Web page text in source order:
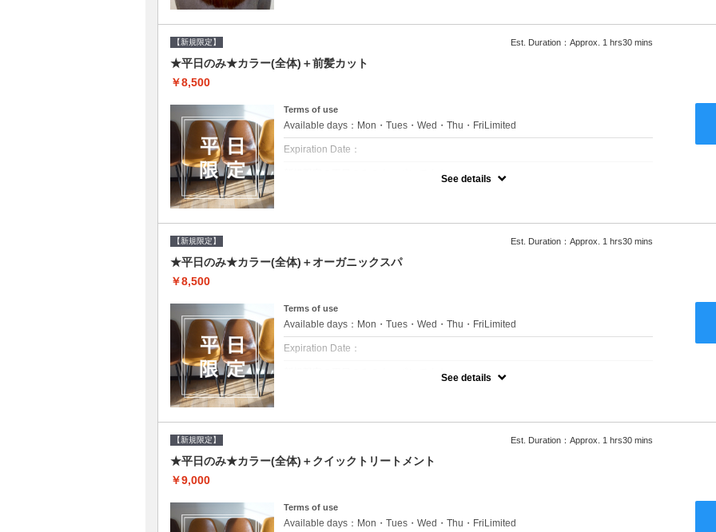
【新規限定】 Est. Duration：Approx. 1 hrs30 mins
★平日のみ★カラー(全体)＋前髪カット
￥8,500
Terms of use
Available days：Mon・Tues・Wed・Thu・FriLimited
Expiration Date：
新規限定の平日のみのクーポンです★
をご提案させて頂きます●選べるシャンプー付き●次回以降は早期割引で10～20%off
See details
【新規限定】 Est. Duration：Approx. 1 hrs30 mins
★平日のみ★カラー(全体)＋オーガニックスパ
￥8,500
Terms of use
Available days：Mon・Tues・Wed・Thu・FriLimited
Expiration Date：
新規限定の平日のみのクーポンです★
をご提案させて頂きます●選べるシャンプー付き●次回以降は早期割引で10～20%off
See details
【新規限定】 Est. Duration：Approx. 1 hrs30 mins
★平日のみ★カラー(全体)＋クイックトリートメント
￥9,000
Terms of use
Available days：Mon・Tues・Wed・Thu・FriLimited